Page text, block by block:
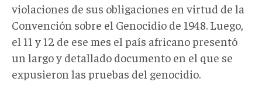
violaciones de sus obligaciones en virtud de la
Convención sobre el Genocidio de 1948. Luego,
el 11 y 12 de ese mes el país africano presentó
un largo y detallado documento en el que se
expusieron las pruebas del genocidio.